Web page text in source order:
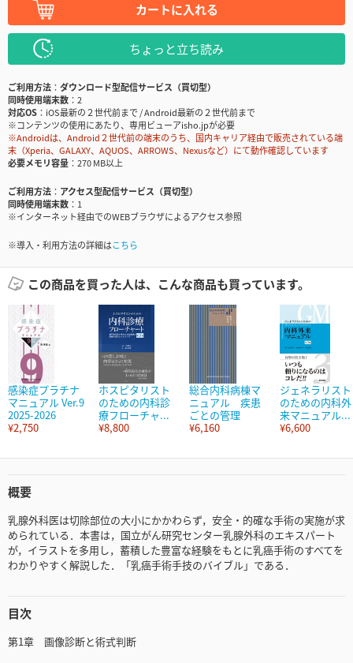
カートに入れる
ちょっと立ち読み
ご利用方法
ダウンロード型配信サービス（買切型）
同時使用端末数
2
対応OS
iOS最新の２世代前まで / Android最新の２世代前まで
※コンテンツの使用にあたり、専用ビューアisho.jpが必要
※Androidは、Android２世代前の端末のうち、国内キャリア経由で販売されている端
末（Xperia、GALAXY、AQUOS、ARROWS、Nexusなど）にて動作確認しています
必要メモリ容量
270 MB以上
ご利用方法
アクセス型配信サービス（買切型）
同時使用端末数
1
※インターネット経由でのWEBブラウザによるアクセス参照
※導入・利用方法の詳細はこちら
この商品を買った人は、こんな商品も買っています。
感染症プラチナ
マニュアル Ver.9
2025-2026
¥2,750
ホスピタリスト
のための内科診
療フローチャ...
¥8,800
総合内科病棟マ
ニュアル 疾患
ごとの管理
¥6,160
ジェネラリスト
のための内科外
来マニュアル...
¥6,600
概要
乳腺外科医は切除部位の大小にかかわらず，安全・的確な手術の実施が求
められている．本書は，国立がん研究センター乳腺外科のエキスパート
が，イラストを多用し，蓄積した豊富な経験をもとに乳癌手術のすべてを
わかりやすく解説した．「乳癌手術手技のバイブル」である．
目次
第1章 画像診断と術式判断